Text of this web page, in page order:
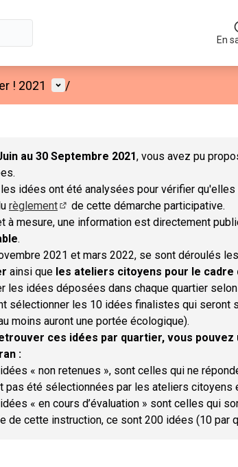
En
! 2021 Menu utilisateur
/
au 30 Septembre 2021, vous avez pu
idées ont été analysées pour vérifier
règlement
(S'ouvre dans un nouvel onglet)
de cette démarche participative.
à mesure, une information est directement
.
2021 et mars 2022, se sont déroulés les
ainsi que les ateliers citoyens pour le cadre
les idées déposées dans chaque quartier
sélectionner les 10 idées finalistes qui seront
moins auront une portée écologique).
ces idées par quartier, vous
:
« non retenues », sont celles qui ne
pas été sélectionnées par les ateliers citoyens
« en cours d’évaluation » sont celles qui
de cette instruction, ce sont 200 idées (10